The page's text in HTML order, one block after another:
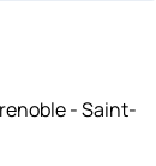
- Saint-